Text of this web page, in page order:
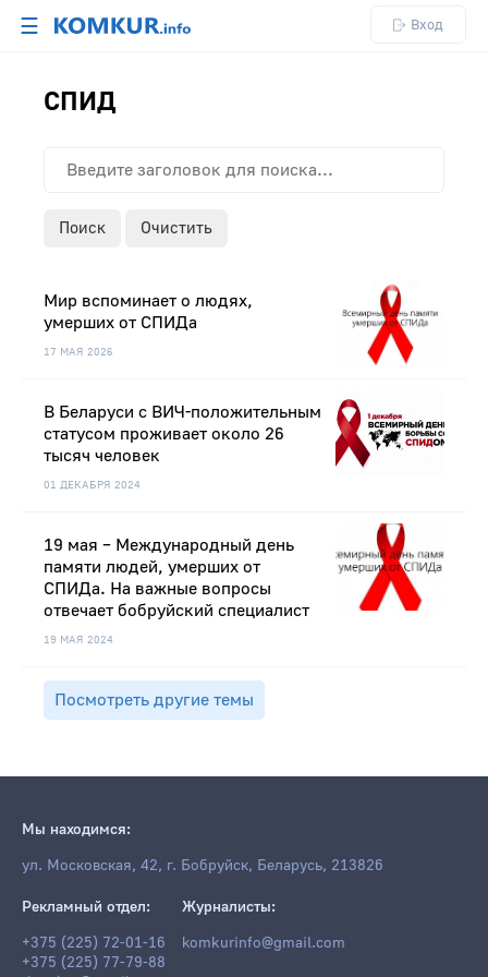
☰ Вход
СПИД
Поиск Очистить
17 МАЯ 2026
Мир вспоминает о людях,
умерших от СПИДа
01 ДЕКАБРЯ 2024
В Беларуси с ВИЧ-положительным
статусом проживает около 26
тысяч человек
19 МАЯ 2024
19 мая – Международный день
памяти людей, умерших от
СПИДа. На важные вопросы
отвечает бобруйский специалист
Посмотреть другие темы
Мы находимся:
ул. Московская, 42, г. Бобруйск, Беларусь, 213826
Рекламный отдел:
+375 (225) 72-01-16
+375 (225) 77-79-88
Журналисты:
komkurinfo@gmail.com